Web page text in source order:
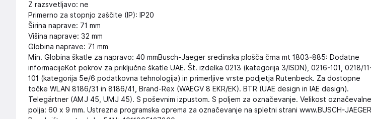
Z razsvetljavo: ne
Primerno za stopnjo zaščite (IP): IP20
Širina naprave: 71 mm
Višina naprave: 32 mm
Globina naprave: 71 mm
Min. Globina škatle za napravo: 40 mmBusch-Jaeger sredinska plošča črna mt 1803-885: Dodatne
informacijeKot pokrov za priključne škatle UAE. Št. izdelka 0213 (kategorija 3/ISDN), 0216-101, 0218/
101 (kategorija 5e/6 podatkovna tehnologija) in primerljive vrste podjetja Rutenbeck. Za dostopne
točke WLAN 8186/31 in 8186/41, Brand-Rex (WAEGV 8 EKR/EK). BTR (UAE design in IAE design).
Telegärtner (AMJ 45, UMJ 45). S poševnim izpustom. S poljem za označevanje. Velikost
polja: 60 x 9 mm. Ustrezna programska oprema za označevanje na spletni strani www.BUSCH-